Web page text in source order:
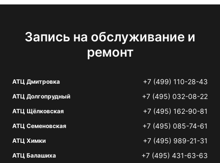
Запись на обслуживание и
ремонт
АТЦ Дмитровка +7 (499) 110-28-43
АТЦ Долгопрудный +7 (495) 032-08-22
АТЦ Щёлковская +7 (495) 162-90-81
АТЦ Семеновская +7 (495) 085-74-61
АТЦ Химки +7 (495) 989-21-31
АТЦ Балашиха +7 (495) 431-63-63